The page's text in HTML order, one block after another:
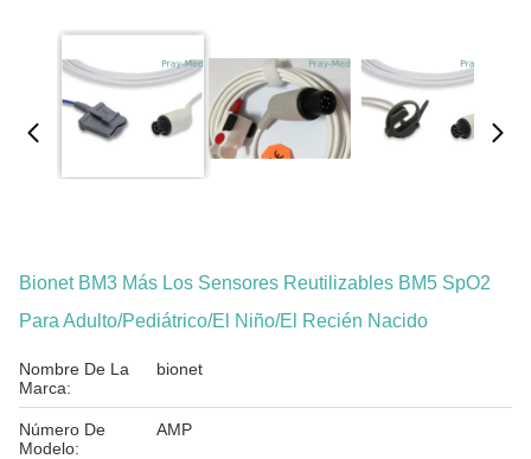
Bionet BM3 Más Los Sensores Reutilizables BM5 SpO2
Para Adulto/pediátrico/el Niño/el Recién Nacido
Nombre De La
Marca:
bionet
Número De
Modelo:
AMP